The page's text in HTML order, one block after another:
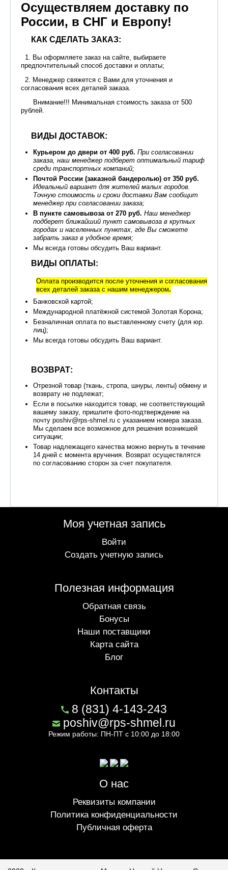
Осуществляем доставку по
России, в СНГ и Европу!
КАК СДЕЛАТЬ ЗАКАЗ:
1. Вы оформляете заказ на сайте, выбираете
предпочтительный способ доставки и оплаты;
2. Менеджер свяжется с Вами для уточнения и
согласования всех деталей заказа.
Внимание!!! Минимальная стоимость заказа от 500
рублей.
ВИДЫ ДОСТАВОК:
Курьером до двери от 400 руб. При согласовании
заказа, наш менеджер подберет оптимальный тариф
среди транспортных компаний;
Почтой России (заказной бандеролью) от 350 руб.
Идеальный вариант для жителей малых городов.
Точную стоимость и сроки доставки Вам сообщит
менеджер при согласовании заказа;
В пункте самовывоза от 270 руб. Наш менеджер
подберет ближайший пункт самовывоза в крупных
городах и населенных пунктах, где Вы сможете
забрать заказ в удобное время;
Мы всегда готовы обсудить Ваш вариант.
ВИДЫ ОПЛАТЫ:
Оплата производится после уточнения и согласования
всех деталей заказа с нашим менеджером.
Банковской картой;
Международной платёжной системой Золотая Корона;
Безналичная оплата по выставленному счету (для юр.
лиц);
Мы всегда готовы обсудить Ваш вариант.
ВОЗВРАТ:
Отрезной товар (ткань, стропа, шнуры, ленты) обмену и
возврату не подлежат;
Если в посылке находится товар, не соответствующий
вашему заказу, пришлите фото-подтверждение на
почту poshiv@rps-shmel.ru с указанием номера заказа.
Мы сделаем все возможное для решения возникшей
ситуации;
Товар надлежащего качества можно вернуть в течение
14 дней с момента вручения. Возврат осуществлятся
по согласованию сторон за счет покупателя.
Моя учетная запись
Войти
Создать учетную запись
Полезная информация
Обратная связь
Бонусы
Наши поставщики
Карта сайта
Блог
Контакты
8 (831) 4-143-243
poshiv@rps-shmel.ru
Режим работы: ПН-ПТ с 10:00 до 18:00
О нас
Реквизиты компании
Политика конфиденциальности
Публичная оферта